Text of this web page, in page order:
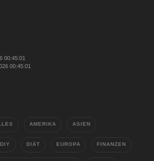
00:45:01
00:45:01
AMERIKA ASIEN
DIY DIÄT EUROPA FINANZEN